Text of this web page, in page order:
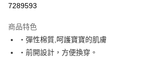
運送方式
基本宅配
7289593
商品特色
・彈性棉質,呵護寶寶的肌膚
・前開設計，方便換穿。